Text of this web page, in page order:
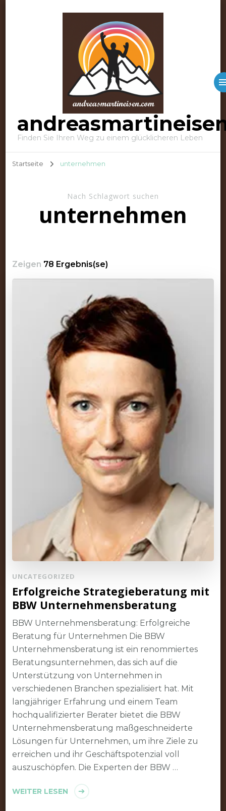
Finden Sie Ihren Weg zu einem glücklicheren Leben
Startseite unternehmen
Nach Schlagwort suchen
unternehmen
Zeigen 78 Ergebnis(se)
UNCATEGORIZED
Erfolgreiche Strategieberatung mit
BBW Unternehmensberatung
BBW Unternehmensberatung: Erfolgreiche
Beratung für Unternehmen Die BBW
Unternehmensberatung ist ein renommiertes
Beratungsunternehmen, das sich auf die
Unterstützung von Unternehmen in
verschiedenen Branchen spezialisiert hat. Mit
langjähriger Erfahrung und einem Team
hochqualifizierter Berater bietet die BBW
Unternehmensberatung maßgeschneiderte
Lösungen für Unternehmen, um ihre Ziele zu
erreichen und ihr Geschäftspotenzial voll
auszuschöpfen. Die Experten der BBW …
WEITER LESEN